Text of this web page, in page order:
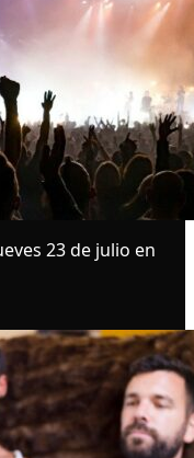
23 de julio en